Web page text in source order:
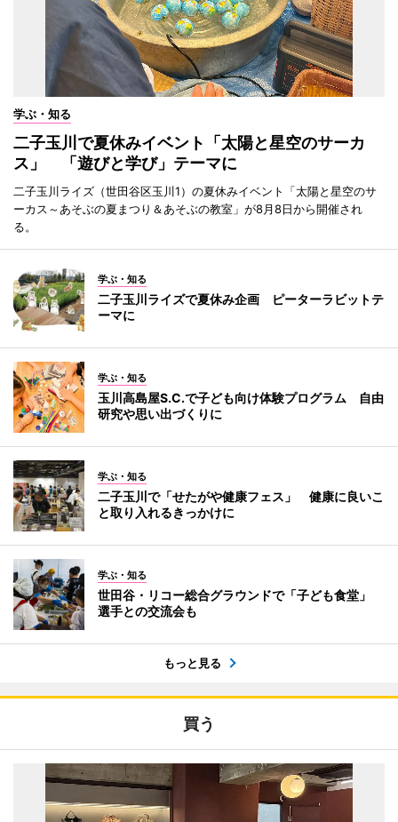
学ぶ・知る
二子玉川で夏休みイベント「太陽と星空のサーカ
ス」 「遊びと学び」テーマに
二子玉川ライズ（世田谷区玉川1）の夏休みイベント「太陽と星空のサ
ーカス～あそぶの夏まつり＆あそぶの教室」が8月8日から開催され
る。
学ぶ・知る
二子玉川ライズで夏休み企画 ピーターラビットテ
ーマに
学ぶ・知る
玉川高島屋S.C.で子ども向け体験プログラム 自由
研究や思い出づくりに
学ぶ・知る
二子玉川で「せたがや健康フェス」 健康に良いこ
と取り入れるきっかけに
学ぶ・知る
世田谷・リコー総合グラウンドで「子ども食堂」
選手との交流会も
もっと見る
買う